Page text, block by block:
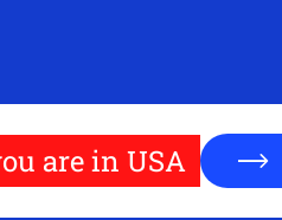
are in USA